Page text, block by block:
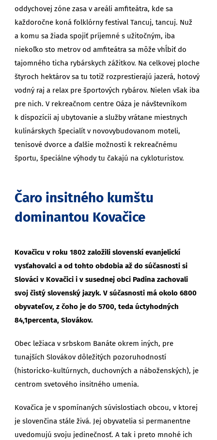
oddychovej zóne zasa v areáli amfiteátra, kde sa
každoročne koná folklórny festival Tancuj, tancuj. Nuž
a komu sa žiada spojiť príjemné s užitočným, iba
niekoľko sto metrov od amfiteátra sa môže vhĺbiť do
tajomného ticha rybárskych zážitkov. Na celkovej ploche
štyroch hektárov sa tu totiž rozprestierajú jazerá, hotový
vodný raj a relax pre športových rybárov. Nielen však iba
pre nich. V rekreačnom centre Oáza je návštevníkom
k dispozícii aj ubytovanie a služby vrátane miestnych
kulinárskych špecialít v novovybudovanom moteli,
tenisové dvorce a ďalšie možnosti k rekreačnému
športu, špeciálne výhody tu čakajú na cykloturistov.
Čaro insitného kumštu
dominantou Kovačice
Kovačicu v roku 1802 založili slovenskí evanjelickí
vysťahovalci a od tohto obdobia až do súčasnosti si
Slováci v Kovačici i v susednej obci Padina zachovali
svoj čistý slovenský jazyk. V súčasnosti má okolo 6800
obyvateľov, z čoho je do 5700, teda úctyhodných
84,1percenta, Slovákov.
Obec ležiaca v srbskom Banáte okrem iných, pre
tunajších Slovákov dôležitých pozoruhodností
(historicko-kultúrnych, duchovných a náboženských), je
centrom svetového insitného umenia.
Kovačica je v spomínaných súvislostiach obcou, v ktorej
je slovenčina stále živá. Jej obyvatelia si permanentne
uvedomujú svoju jedinečnosť. A tak i preto mnohé ich